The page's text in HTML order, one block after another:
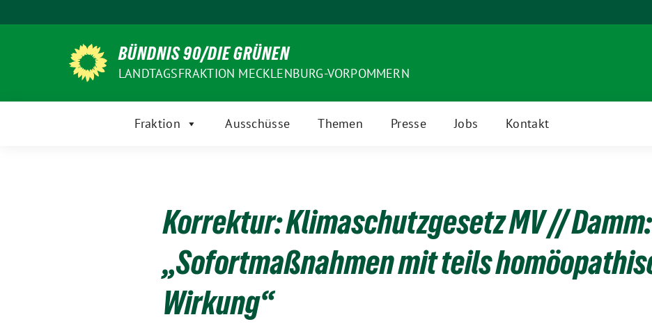
zum
BÜNDNIS 90/DIE GRÜNEN
LANDTAGSFRAKTION MECKLENBURG-VORPOMMERN
Fraktion Ausschüsse Themen Presse Jobs Kontakt
Korrektur: Klimaschutzgesetz MV // Damm:
„Sofortmaßnahmen mit teils
Wirkung“